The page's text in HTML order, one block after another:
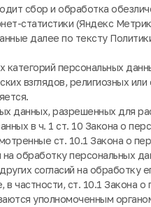
сбор и обработка
статистики (Яндекс
далее по тексту
категорий персональных
взглядов, религиозных
данных, разрешенных для
в ч. 1 ст. 10 Закона о
ст. 10.1 Закона о
на обработку персональных
согласий на
в частности, ст. 10.1 Закона
уполномоченным